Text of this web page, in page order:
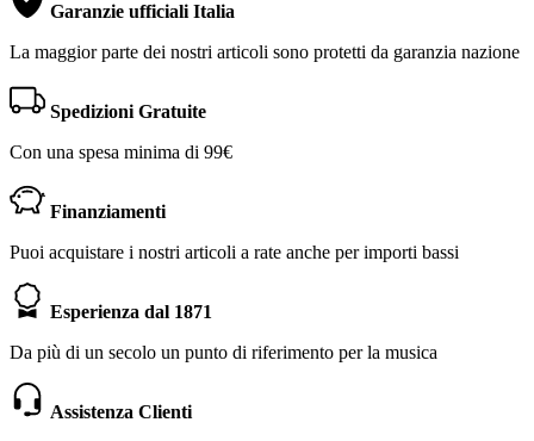
Garanzie ufficiali Italia
La maggior parte dei nostri articoli sono protetti da garanzia nazione
Spedizioni Gratuite
Con una spesa minima di 99€
Finanziamenti
Puoi acquistare i nostri articoli a rate anche per importi bassi
Esperienza dal 1871
Da più di un secolo un punto di riferimento per la musica
Assistenza Clienti